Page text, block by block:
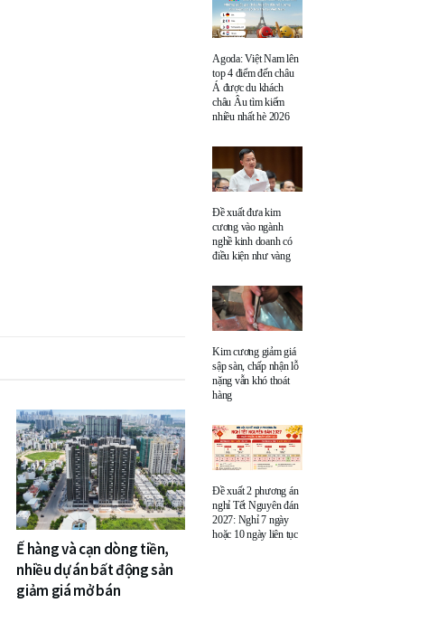
Ế hàng và cạn dòng tiền,
nhiều dự án bất động sản
giảm giá mở bán
Agoda: Việt Nam lên
top 4 điểm đến châu
Á được du khách
châu Âu tìm kiếm
nhiều nhất hè 2026
Đề xuất đưa kim
cương vào ngành
nghề kinh doanh có
điều kiện như vàng
Kim cương giảm giá
sập sàn, chấp nhận lỗ
nặng vẫn khó thoát
hàng
Đề xuất 2 phương án
nghỉ Tết Nguyên đán
2027: Nghỉ 7 ngày
hoặc 10 ngày liên tục